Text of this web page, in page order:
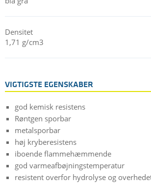
Densitet
1,71 g/cm3
VIGTIGSTE EGENSKABER
god kemisk resistens
Røntgen sporbar
metalsporbar
høj kryberesistens
iboende flammehæmmende
god varmeafbøjningstemperatur
resistent overfor hydrolyse og